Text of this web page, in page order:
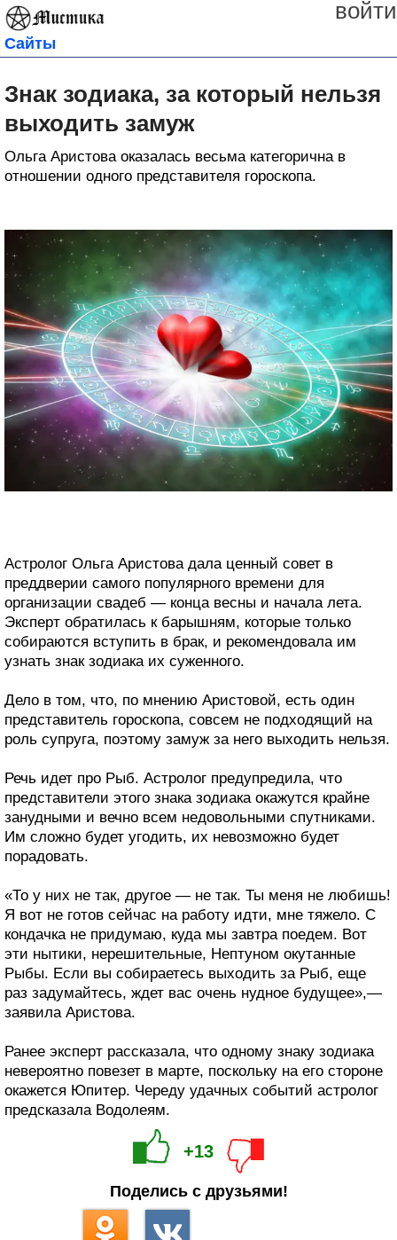
войти
Сайты
Знак зодиака, за который нельзя
выходить замуж
Ольга Аристова оказалась весьма категорична в
отношении одного представителя гороскопа.
Астролог Ольга Аристова дала ценный совет в
преддверии самого популярного времени для
организации свадеб — конца весны и начала лета.
Эксперт обратилась к барышням, которые только
собираются вступить в брак, и рекомендовала им
узнать знак зодиака их суженного.
Дело в том, что, по мнению Аристовой, есть один
представитель гороскопа, совсем не подходящий на
роль супруга, поэтому замуж за него выходить нельзя.
Речь идет про Рыб. Астролог предупредила, что
представители этого знака зодиака окажутся крайне
занудными и вечно всем недовольными спутниками.
Им сложно будет угодить, их невозможно будет
порадовать.
«То у них не так, другое — не так. Ты меня не любишь!
Я вот не готов сейчас на работу идти, мне тяжело. С
кондачка не придумаю, куда мы завтра поедем. Вот
эти нытики, нерешительные, Нептуном окутанные
Рыбы. Если вы собираетесь выходить за Рыб, еще
раз задумайтесь, ждет вас очень нудное будущее»,—
заявила Аристова.
Ранее эксперт рассказала, что одному знаку зодиака
невероятно повезет в марте, поскольку на его стороне
окажется Юпитер. Череду удачных событий астролог
предсказала Водолеям.
+13
Поделись с друзьями!